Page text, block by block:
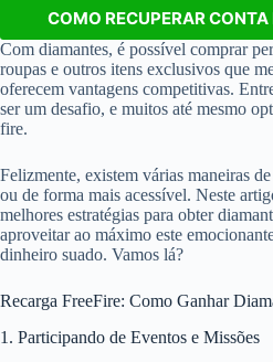
COMO RECUPERAR CONTA
Com diamantes, é possível comprar
roupas e outros itens exclusivos que
oferecem vantagens competitivas.
ser um desafio, e muitos até mesmo
fire.
Felizmente, existem várias maneiras
ou de forma mais acessível. Neste
melhores estratégias para obter
aproveitar ao máximo este
dinheiro suado. Vamos lá?
Recarga FreeFire: Como Ganhar
1. Participando de Eventos e Missões